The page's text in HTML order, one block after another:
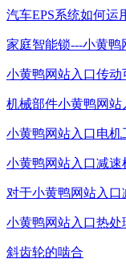
汽车EPS系统如何运
家庭智能锁---小黄鸭
小黄鸭网站入口传动
机械部件小黄鸭网站
小黄鸭网站入口电机
小黄鸭网站入口减速
对于小黄鸭网站入口
小黄鸭网站入口热处
斜齿轮的啮合